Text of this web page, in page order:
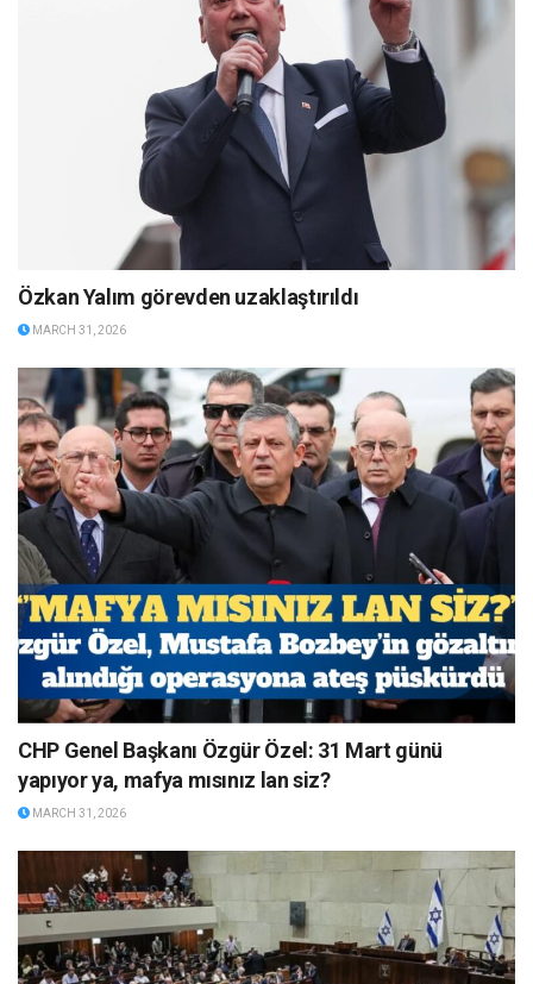
Özkan Yalım görevden uzaklaştırıldı
MARCH 31, 2026
CHP Genel Başkanı Özgür Özel: 31 Mart günü
yapıyor ya, mafya mısınız lan siz?
MARCH 31, 2026